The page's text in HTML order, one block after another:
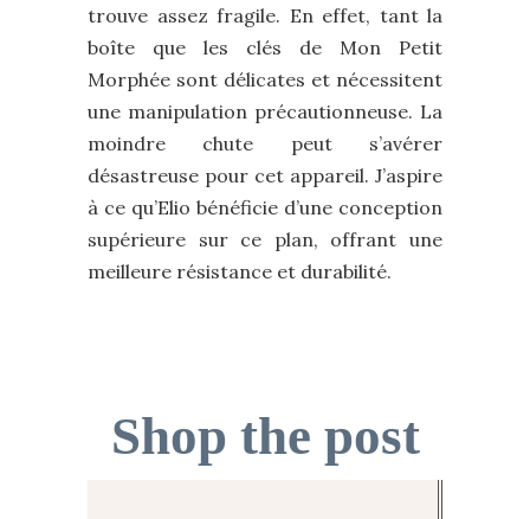
trouve assez fragile. En effet, tant la
boîte que les clés de Mon Petit
Morphée sont délicates et nécessitent
une manipulation précautionneuse. La
moindre chute peut s’avérer
désastreuse pour cet appareil. J’aspire
à ce qu’Elio bénéficie d’une conception
supérieure sur ce plan, offrant une
meilleure résistance et durabilité.
Shop the post